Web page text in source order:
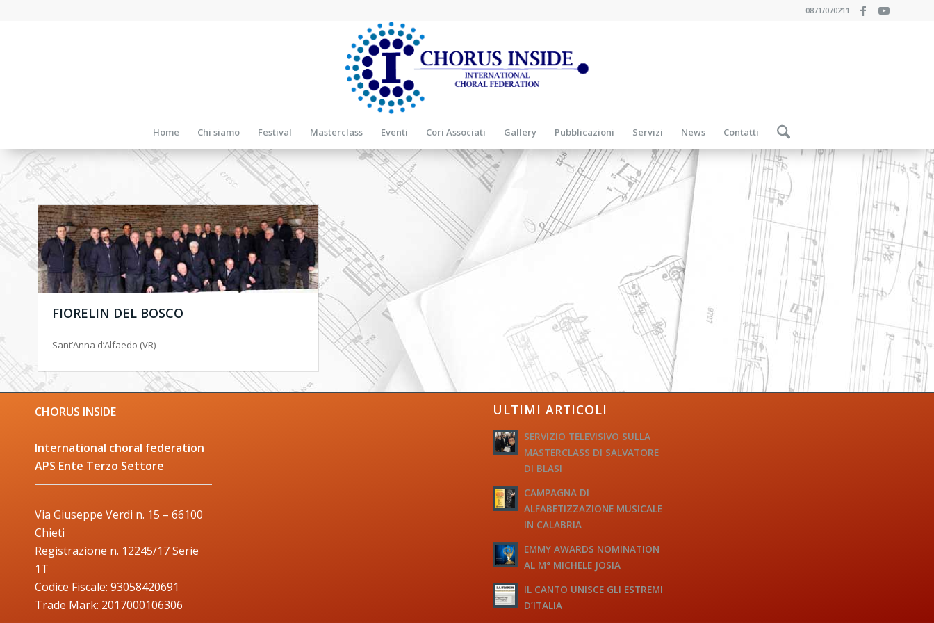
0871/070211
Home Chi siamo Festival Masterclass Eventi Cori Associati Gallery Pubblicazioni Servizi News Contatti
FIORELIN DEL BOSCO
Sant’Anna d’Alfaedo (VR)
CHORUS INSIDE
International choral federation
APS Ente Terzo Settore
Via Giuseppe Verdi n. 15 – 66100
Chieti
Registrazione n. 12245/17 Serie
1T
Codice Fiscale: 93058420691
Trade Mark: 2017000106306
ULTIMI ARTICOLI
SERVIZIO TELEVISIVO SULLA
MASTERCLASS DI SALVATORE
DI BLASI
CAMPAGNA DI
ALFABETIZZAZIONE MUSICALE
IN CALABRIA
EMMY AWARDS NOMINATION
AL M° MICHELE JOSIA
IL CANTO UNISCE GLI ESTREMI
D’ITALIA